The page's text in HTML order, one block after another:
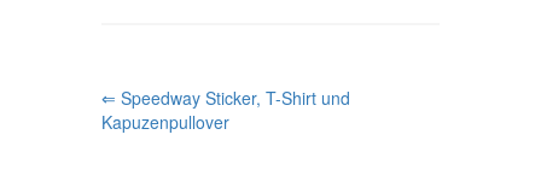
P
O
⇐ Speedway Sticker, T-Shirt und
Kapuzenpullover